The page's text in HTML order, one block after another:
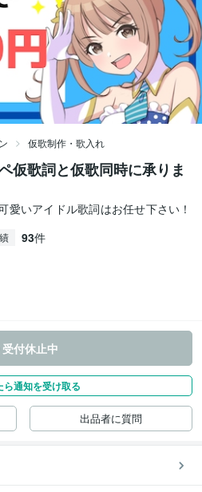
仮歌制作・歌入れ
仮歌詞と仮歌同時に承りま
愛いアイドル歌詞はお任せ下さい！
93件
受付休止中
ら通知を受け取る
出品者に質問